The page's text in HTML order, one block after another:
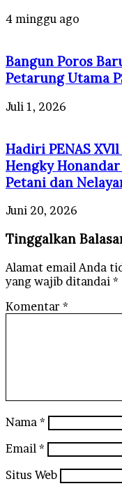
4 minggu ago
Bangun Poros
Petarung Utama
Juli 1, 2026
Hadiri PENAS
Hengky
Petani dan
Juni 20, 2026
Tinggalkan
Alamat email Anda
yang wajib ditandai *
Komentar *
Nama *
Email *
Situs Web